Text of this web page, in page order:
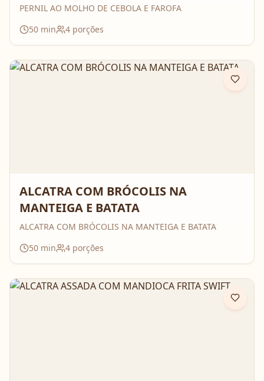
PERNIL AO MOLHO DE CEBOLA E FAROFA
50 min 4 porções
ALCATRA COM BRÓCOLIS NA
MANTEIGA E BATATA
ALCATRA COM BRÓCOLIS NA MANTEIGA E BATATA
50 min 4 porções